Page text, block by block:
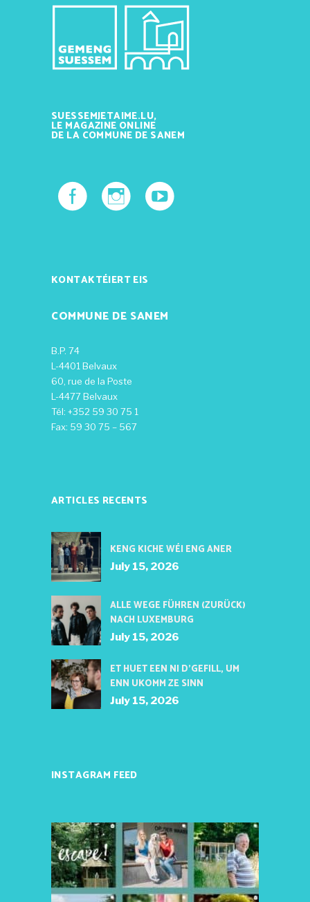
SUESSEMJETAIME.LU,
LE MAGAZINE ONLINE
DE LA COMMUNE DE SANEM
KONTAKTÉIERT EIS
COMMUNE DE SANEM
B.P. 74
L-4401 Belvaux
60, rue de la Poste
L-4477 Belvaux
Tél: +352 59 30 75 1
Fax: 59 30 75 – 567
ARTICLES RECENTS
KENG KICHE WÉI ENG ANER
July 15, 2026
ALLE WEGE FÜHREN (ZURÜCK)
NACH LUXEMBURG
July 15, 2026
ET HUET EEN NI D’GEFILL, UM
ENN UKOMM ZE SINN
July 15, 2026
INSTAGRAM FEED